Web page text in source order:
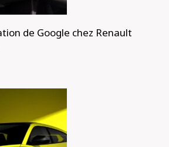
de Google chez Renault